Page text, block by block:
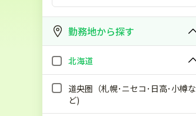
勤務地から探す
北海道
道央圏（札幌･ニセコ･日高･小樽な
ど)